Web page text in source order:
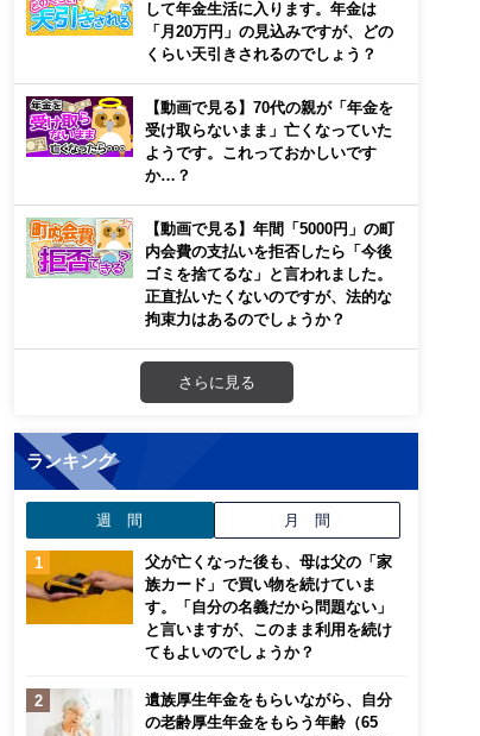
して年金生活に入ります。年金は
「月20万円」の見込みですが、どの
くらい天引きされるのでしょう？
【動画で見る】70代の親が「年金を
受け取らないまま」亡くなっていた
ようです。これっておかしいです
か…？
【動画で見る】年間「5000円」の町
内会費の支払いを拒否したら「今後
ゴミを捨てるな」と言われました。
正直払いたくないのですが、法的な
拘束力はあるのでしょうか？
さらに見る
ランキング
週 間 月 間
父が亡くなった後も、母は父の「家
族カード」で買い物を続けていま
す。「自分の名義だから問題ない」
と言いますが、このまま利用を続け
てもよいのでしょうか？
遺族厚生年金をもらいながら、自分
の老齢厚生年金をもらう年齢（65